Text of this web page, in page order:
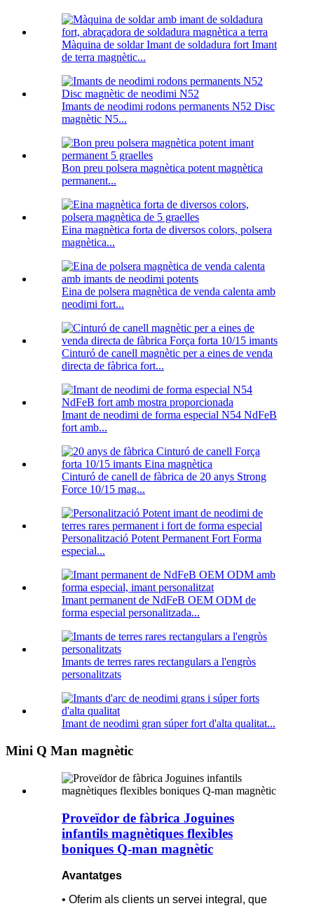
Màquina de soldar Imant de soldadura fort Imant
de terra magnètic...
Imants de neodimi rodons permanents N52 Disc
magnètic N5...
Bon preu polsera magnètica potent magnètica
permanent...
Eina magnètica forta de diversos colors, polsera
magnètica...
Eina de polsera magnètica de venda calenta amb
neodimi fort...
Cinturó de canell magnètic per a eines de venda
directa de fàbrica fort...
Imant de neodimi de forma especial N54 NdFeB
fort amb...
Cinturó de canell de fàbrica de 20 anys Strong
Force 10/15 mag...
Personalització Potent Permanent Fort Forma
especial...
Imant permanent de NdFeB OEM ODM de
forma especial personalitzada...
Imants de terres rares rectangulars a l'engròs
personalitzats
Imant de neodimi gran súper fort d'alta qualitat...
Mini Q Man magnètic
Proveïdor de fàbrica Joguines
infantils magnètiques flexibles
boniques Q-man magnètic
Avantatges
• Oferim als clients un servei integral, que